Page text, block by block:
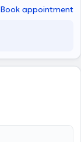
Book appointment